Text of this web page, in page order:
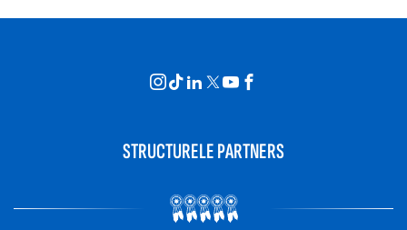
STRUCTURELE PARTNERS